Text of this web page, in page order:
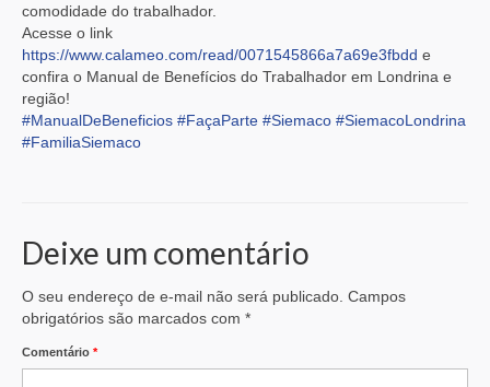
comodidade do trabalhador.
Acesse o link
https://www.calameo.com/read/0071545866a7a69e3fbdd e
confira o Manual de Benefícios do Trabalhador em Londrina e
região!
#ManualDeBeneficios #FaçaParte #Siemaco #SiemacoLondrina
#FamiliaSiemaco
Deixe um comentário
O seu endereço de e-mail não será publicado. Campos
obrigatórios são marcados com *
Comentário *